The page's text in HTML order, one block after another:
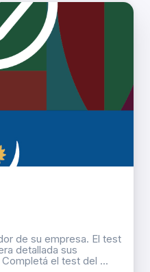
de su empresa. El test
detallada sus
el test del ...